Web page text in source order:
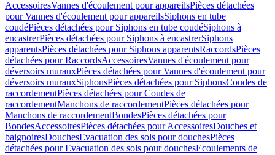
AccessoiresVannes d'écoulement pour appareilsPièces détachées
pour Vannes d'écoulement pour appareilsSiphons en tube
coudéPièces détachées pour Siphons en tube coudéSiphons à
encastrerPièces détachées pour Siphons à encastrerSiphons
apparentsPièces détachées pour Siphons apparentsRaccordsPièces
détachées pour RaccordsAccessoiresVannes d'écoulement pour
déversoirs murauxPièces détachées pour Vannes d'écoulement pour
déversoirs murauxSiphonsPièces détachées pour SiphonsCoudes de
raccordementPièces détachées pour Coudes de
raccordementManchons de raccordementPièces détachées pour
Manchons de raccordementBondesPièces détachées pour
BondesAccessoiresPièces détachées pour AccessoiresDouches et
baignoiresDouchesEvacuation des sols pour douchesPièces
détachées pour Evacuation des sols pour douchesEcoulements de